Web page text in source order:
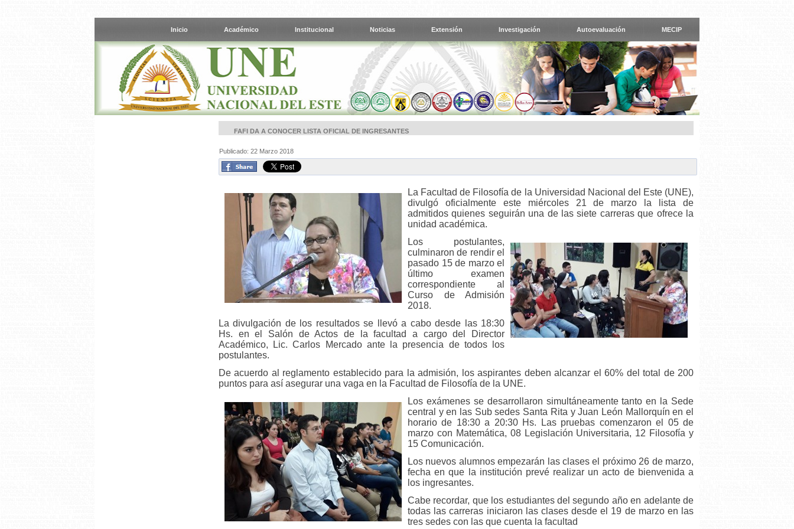
Inicio Académico Institucional Noticias Extensión Investigación Autoevaluación MECIP
FAFI DA A CONOCER LISTA OFICIAL DE INGRESANTES
Publicado: 22 Marzo 2018
La Facultad de Filosofía de la Universidad Nacional del Este (UNE),
divulgó oficialmente este miércoles 21 de marzo la lista de
admitidos quienes seguirán una de las siete carreras que ofrece la
unidad académica.
Los postulantes,
culminaron de rendir el
pasado 15 de marzo el
último examen
correspondiente al
Curso de Admisión
2018.
La divulgación de los resultados se llevó a cabo desde las 18:30
Hs. en el Salón de Actos de la facultad a cargo del Director
Académico, Lic. Carlos Mercado ante la presencia de todos los
postulantes.
De acuerdo al reglamento establecido para la admisión, los aspirantes deben alcanzar el 60% del total de 200
puntos para así asegurar una vaga en la Facultad de Filosofía de la UNE.
Los exámenes se desarrollaron simultáneamente tanto en la Sede
central y en las Sub sedes Santa Rita y Juan León Mallorquín en el
horario de 18:30 a 20:30 Hs. Las pruebas comenzaron el 05 de
marzo con Matemática, 08 Legislación Universitaria, 12 Filosofía y
15 Comunicación.
Los nuevos alumnos empezarán las clases el próximo 26 de marzo,
fecha en que la institución prevé realizar un acto de bienvenida a
los ingresantes.
Cabe recordar, que los estudiantes del segundo año en adelante de
todas las carreras iniciaron las clases desde el 19 de marzo en las
tres sedes con las que cuenta la facultad